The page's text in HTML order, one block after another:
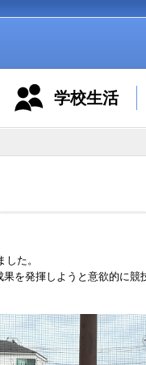
学校生活
た。
を発揮しようと意欲的に競